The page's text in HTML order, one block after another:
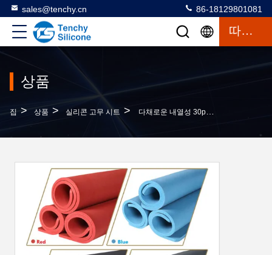
sales@tenchy.cn 86-18129801081
따옴표
상품
집 > 상품 > 실리콘 고무 시트 > 다채로운 내열성 30psi 실리콘 고무 시트